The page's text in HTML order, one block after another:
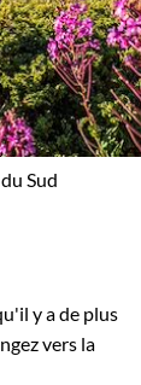
y a de plus
vers la